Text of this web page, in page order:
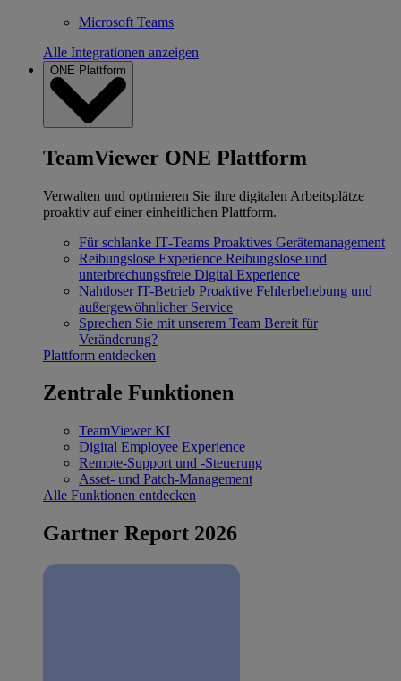
Microsoft Teams
Alle Integrationen anzeigen
ONE Plattform
TeamViewer ONE Plattform
Verwalten und optimieren Sie ihre digitalen Arbeitsplätze
proaktiv auf einer einheitlichen Plattform.
Für schlanke IT‐Teams Proaktives Gerätemanagement
Reibungslose Experience Reibungslose und
unterbrechungsfreie Digital Experience
Nahtloser IT-Betrieb Proaktive Fehlerbehebung und
außergewöhnlicher Service
Sprechen Sie mit unserem Team Bereit für
Veränderung?
Plattform entdecken
Zentrale Funktionen
TeamViewer KI
Digital Employee Experience
Remote-Support und -Steuerung
Asset- und Patch-Management
Alle Funktionen entdecken
Gartner Report 2026